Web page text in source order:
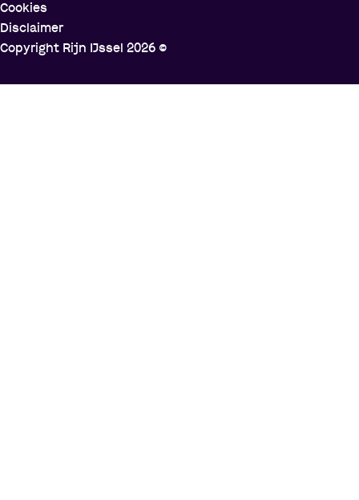
Cookies
Disclaimer
Copyright Rijn IJssel 2026 ©